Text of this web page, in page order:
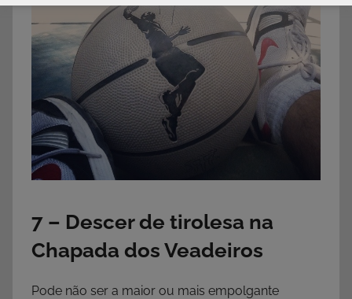
7 – Descer de tirolesa na
Chapada dos Veadeiros
Pode não ser a maior ou mais empolgante